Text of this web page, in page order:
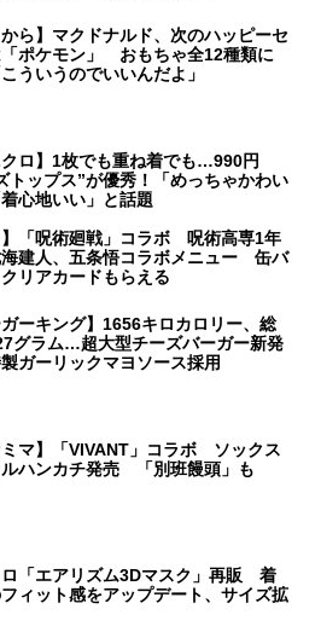
から】マクドナルド、次のハッピーセ
「ポケモン」 おもちゃ全12種類に
ういうのでいいんだよ」
クロ】1枚でも重ね着でも…990円
トップス”が優秀！「めっちゃかわい
心地いい」と話題
】「呪術廻戦」コラボ 呪術高専1年
海建人、五条悟コラボメニュー 缶バ
リアカードもらえる
ガーキング】1656キロカロリー、総
グラム…超大型チーズバーガー新発
ガーリックマヨソース採用
ミマ】「VIVANT」コラボ ソックス
ルハンカチ発売 「別班饅頭」も
「エアリズム3Dマスク」再販 着
ィット感をアップデート、サイズ拡